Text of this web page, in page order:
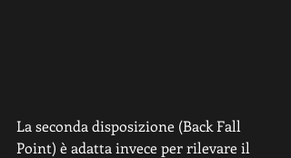
La seconda disposizione (Back Fall
Point) è adatta invece per rilevare il